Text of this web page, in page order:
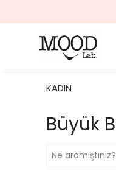
KADIN
Büyük